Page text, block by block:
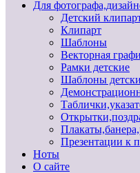
Для
Детский
Клипарт
Шаблоны
Векторная
Рамки детские
Шаблоны
Презентации к
Ноты
О сайте